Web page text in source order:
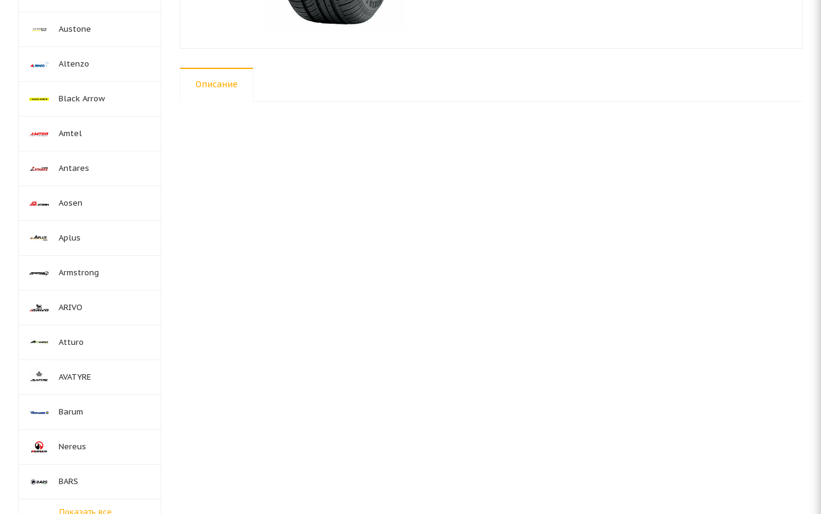
Описание
Austone
Altenzo
Black Arrow
Amtel
Antares
Aosen
Aplus
Armstrong
ARIVO
Atturo
AVATYRE
Barum
Nereus
BARS
Показать все